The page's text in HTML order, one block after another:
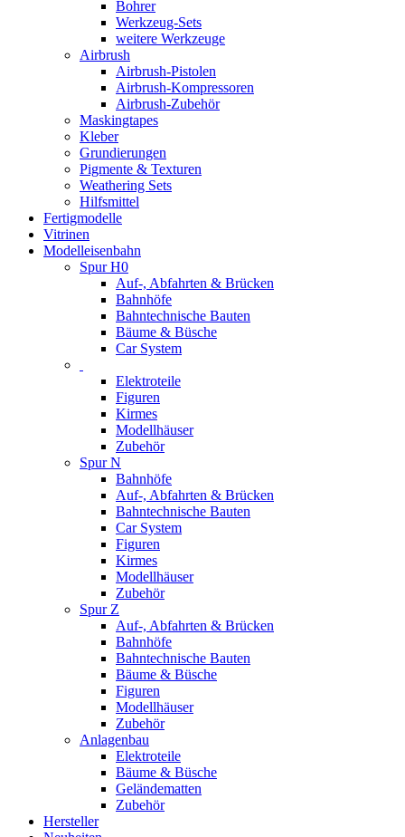
Bohrer
Werkzeug-Sets
weitere Werkzeuge
Airbrush
Airbrush-Pistolen
Airbrush-Kompressoren
Airbrush-Zubehör
Maskingtapes
Kleber
Grundierungen
Pigmente & Texturen
Weathering Sets
Hilfsmittel
Fertigmodelle
Vitrinen
Modelleisenbahn
Spur H0
Auf-, Abfahrten & Brücken
Bahnhöfe
Bahntechnische Bauten
Bäume & Büsche
Car System
Elektroteile
Figuren
Kirmes
Modellhäuser
Zubehör
Spur N
Bahnhöfe
Auf-, Abfahrten & Brücken
Bahntechnische Bauten
Car System
Figuren
Kirmes
Modellhäuser
Zubehör
Spur Z
Auf-, Abfahrten & Brücken
Bahnhöfe
Bahntechnische Bauten
Bäume & Büsche
Figuren
Modellhäuser
Zubehör
Anlagenbau
Elektroteile
Bäume & Büsche
Geländematten
Zubehör
Hersteller